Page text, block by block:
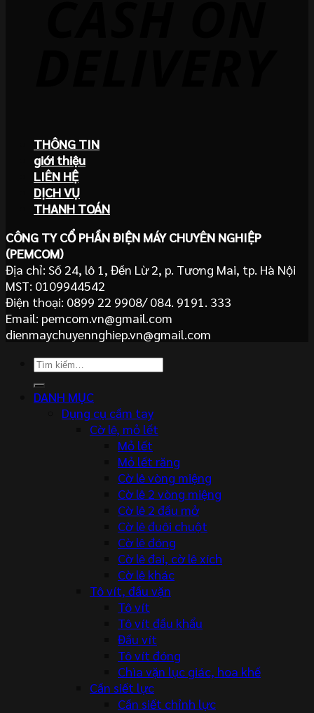
THÔNG TIN
giới thiệu
LIÊN HỆ
DỊCH VỤ
THANH TOÁN
CÔNG TY CỔ PHẦN ĐIỆN MÁY CHUYÊN NGHIỆP
(PEMCOM)
Địa chỉ: Số 24, lô 1, Đền Lừ 2, p. Tương Mai, tp. Hà Nội
MST: 0109944542
Điện thoại: 0899 22 9908/ 084. 9191. 333
Email: pemcom.vn@gmail.com
dienmaychuyennghiep.vn@gmail.com
Tìm
DANH MỤC
Dụng cụ cầm tay
Cờ lê, mỏ lết
Mỏ lết
Mỏ lết răng
Cờ lê vòng miệng
Cờ lê 2 vòng miệng
Cờ lê 2 đầu mở
Cờ lê đuôi chuột
Cờ lê đóng
Cờ lê đai, cờ lê xích
Cờ lê khác
Tô vít, đầu vặn
Tô vít
Tô vít đầu khẩu
Đầu vít
Tô vít đóng
Chìa vặn lục giác, hoa khế
Cần siết lực
Cần siết chỉnh lực